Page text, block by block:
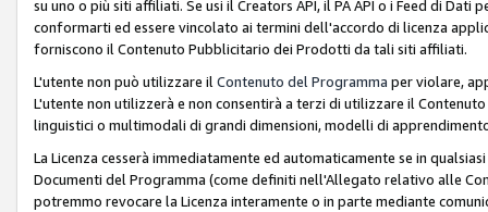
su uno o più siti affiliati. Se usi il Creators API, il PA API o i Feed di
conformarti ed essere vincolato ai termini dell'accordo di licenza
forniscono il Contenuto Pubblicitario dei Prodotti da tali siti affiliati.
L'utente non può utilizzare il Contenuto del Programma per violare,
L'utente non utilizzerà e non consentirà a terzi di utilizzare il
linguistici o multimodali di grandi dimensioni, modelli di
La Licenza cesserà immediatamente ed automaticamente se in
Documenti del Programma (come definiti nell'Allegato relativo alle
potremmo revocare la Licenza interamente o in parte mediante